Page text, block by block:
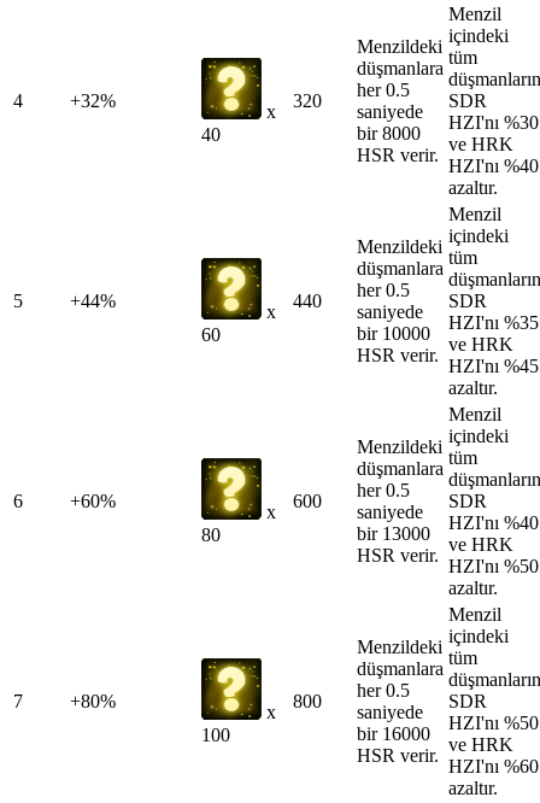
4 +32%
x
40
320
Menzildeki
düşmanlara
her 0.5
saniyede
bir 8000
HSR verir.
Menzil
içindeki
tüm
düşmanların
SDR
HZI'nı %30
ve HRK
HZI'nı %40
azaltır.
5 +44%
x
60
440
Menzildeki
düşmanlara
her 0.5
saniyede
bir 10000
HSR verir.
Menzil
içindeki
tüm
düşmanların
SDR
HZI'nı %35
ve HRK
HZI'nı %45
azaltır.
6 +60%
x
80
600
Menzildeki
düşmanlara
her 0.5
saniyede
bir 13000
HSR verir.
Menzil
içindeki
tüm
düşmanların
SDR
HZI'nı %40
ve HRK
HZI'nı %50
azaltır.
7 +80%
x
100
800
Menzildeki
düşmanlara
her 0.5
saniyede
bir 16000
HSR verir.
Menzil
içindeki
tüm
düşmanların
SDR
HZI'nı %50
ve HRK
HZI'nı %60
azaltır.